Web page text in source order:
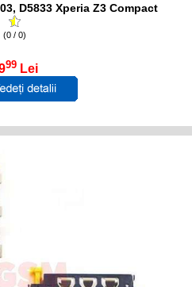
D5833 Xperia Z3 Compact
(0 / 0)
99 Lei